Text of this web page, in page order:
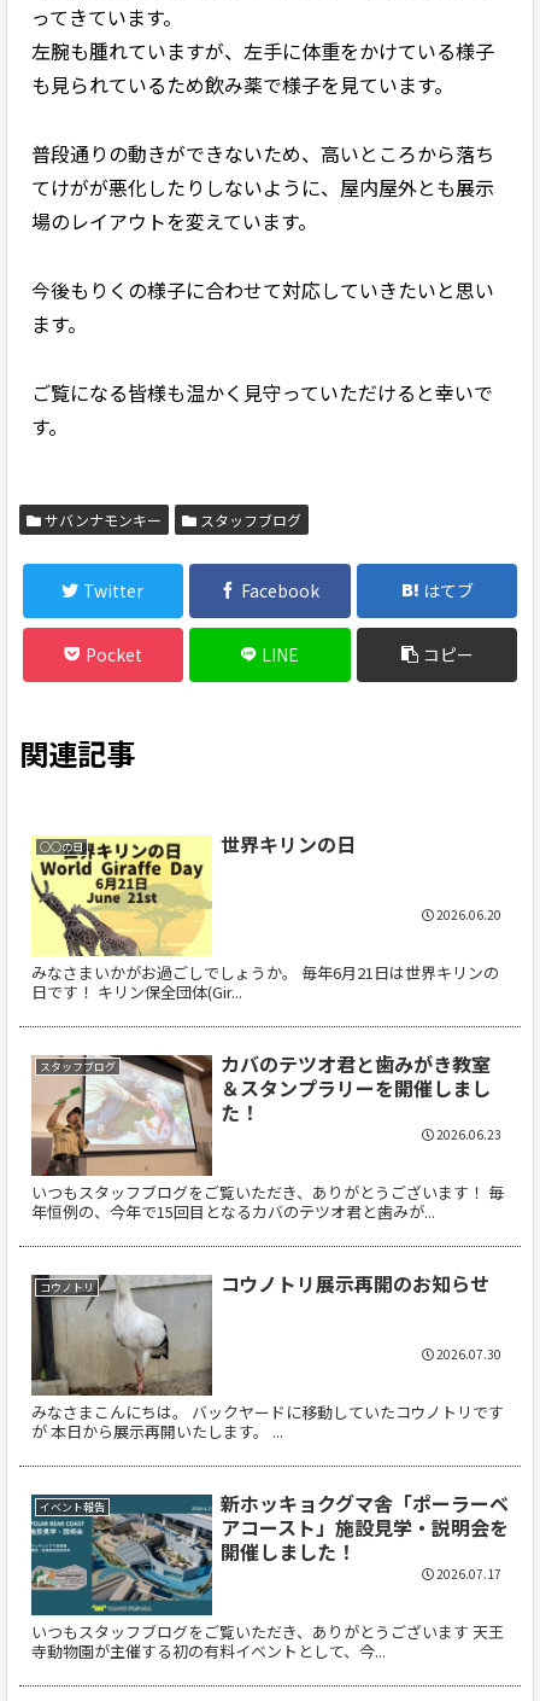
ってきています。
左腕も腫れていますが、左手に体重をかけている様子
も見られているため飲み薬で様子を見ています。
普段通りの動きができないため、高いところから落ち
てけがが悪化したりしないように、屋内屋外とも展示
場のレイアウトを変えています。
今後もりくの様子に合わせて対応していきたいと思い
ます。
ご覧になる皆様も温かく見守っていただけると幸いで
す。
サバンナモンキー スタッフブログ
Twitter Facebook はてブ
Pocket LINE コピー
関連記事
○○の日 世界キリンの日
みなさまいかがお過ごしでしょうか。 毎年6月21日は世界キリンの
日です！ キリン保全団体(Gir...
2026.06.20
スタッフブログ
カバのテツオ君と歯みがき教室
＆スタンプラリーを開催しまし
た！
いつもスタッフブログをご覧いただき、ありがとうございます！ 毎
年恒例の、今年で15回目となるカバのテツオ君と歯みが...
2026.06.23
コウノトリ コウノトリ展示再開のお知らせ
みなさまこんにちは。 バックヤードに移動していたコウノトリです
が 本日から展示再開いたします。 ...
2026.07.30
イベント報告
新ホッキョクグマ舎「ポーラーベ
アコースト」施設見学・説明会を
開催しました！
いつもスタッフブログをご覧いただき、ありがとうございます 天王
寺動物園が主催する初の有料イベントとして、今...
2026.07.17